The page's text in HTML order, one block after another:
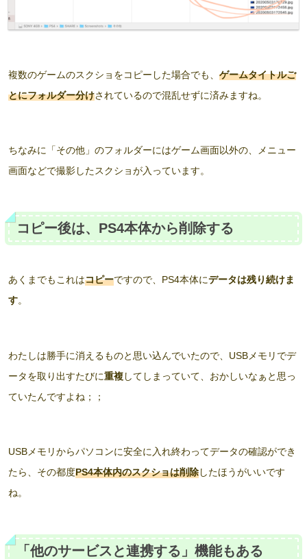
複数のゲームのスクショをコピーした場合でも、 ゲームタイトルご
とにフォルダー分けされているので混乱せずに済みますね。
ちなみに「その他」のフォルダーにはゲーム画面以外の、メニュー
画面などで撮影したスクショが入っています。
コピー後は、PS4本体から削除する
あくまでもこれはコピーですので、PS4本体にデータは残り続けま
す。
わたしは勝手に消えるものと思い込んでいたので、USBメモリでデ
ータを取り出すたびに重複してしまっていて、おかしいなぁと思っ
ていたんですよね；；
USBメモリからパソコンに安全に入れ終わってデータの確認ができ
たら、その都度PS4本体内のスクショは削除したほうがいいです
ね。
「他のサービスと連携する」機能もある